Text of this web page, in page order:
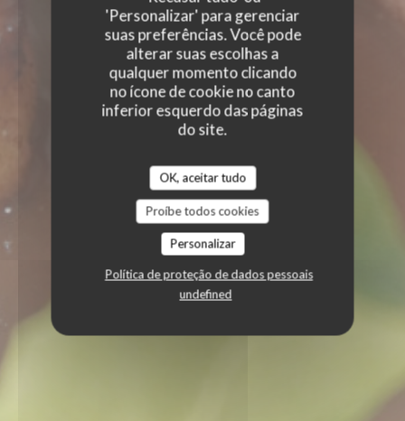
'Personalizar' para gerenciar
suas preferências. Você pode
alterar suas escolhas a
qualquer momento clicando
no ícone de cookie no canto
inferior esquerdo das páginas
do site.
OK, aceitar tudo
Proíbe todos cookies
Personalizar
Política de proteção de dados pessoais
undefined